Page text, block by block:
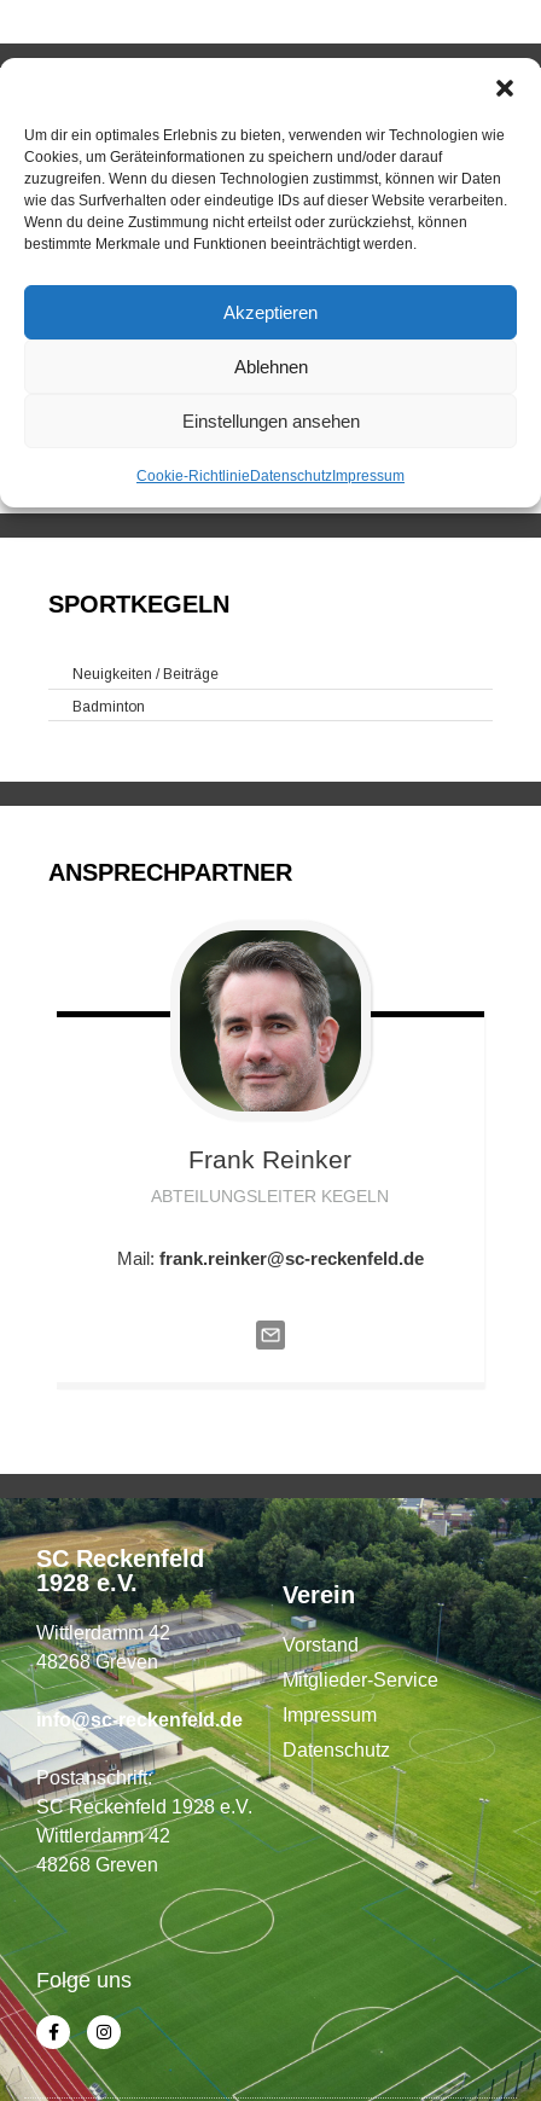
Um dir ein optimales Erlebnis zu bieten, verwenden wir Technologien wie
Cookies, um Geräteinformationen zu speichern und/oder darauf
zuzugreifen. Wenn du diesen Technologien zustimmst, können wir Daten
wie das Surfverhalten oder eindeutige IDs auf dieser Website verarbeiten.
Wenn du deine Zustimmung nicht erteilst oder zurückziehst, können
bestimmte Merkmale und Funktionen beeinträchtigt werden.
Akzeptieren
Ablehnen
Einstellungen ansehen
Cookie-Richtlinie Datenschutz Impressum
SPORTKEGELN
Neuigkeiten
Mannschaften
SPORTKEGELN
Neuigkeiten / Beiträge
Badminton
ANSPRECHPARTNER
Frank Reinker
ABTEILUNGSLEITER KEGELN
Mail: frank.reinker@sc-reckenfeld.de
SC Reckenfeld
1928 e.V.
Wittlerdamm 42
48268 Greven
info@sc-reckenfeld.de
Postanschrift:
SC Reckenfeld 1928 e.V.
Wittlerdamm 42
48268 Greven
Verein
Vorstand
Mitglieder-Service
Impressum
Datenschutz
Folge uns